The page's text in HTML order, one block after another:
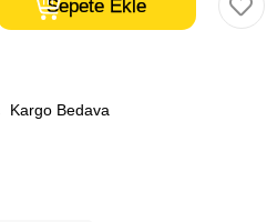
Kargo Bedava